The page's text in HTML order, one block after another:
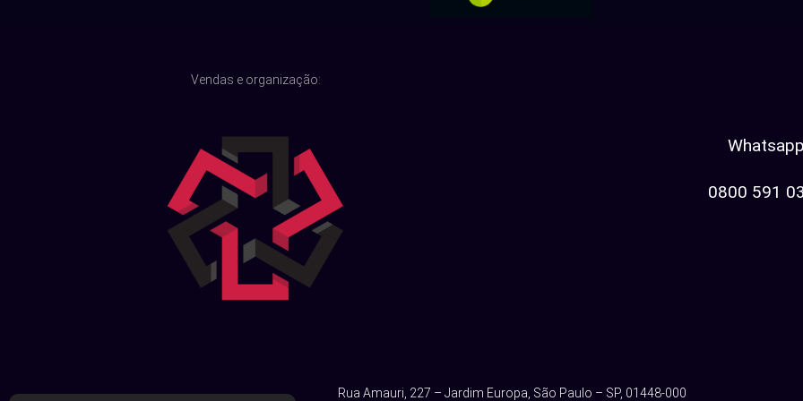
Vendas e organização:
Whatsapp
0800 591
Rua Amauri, 227 – Jardim Europa, São Paulo – SP, 01448-000